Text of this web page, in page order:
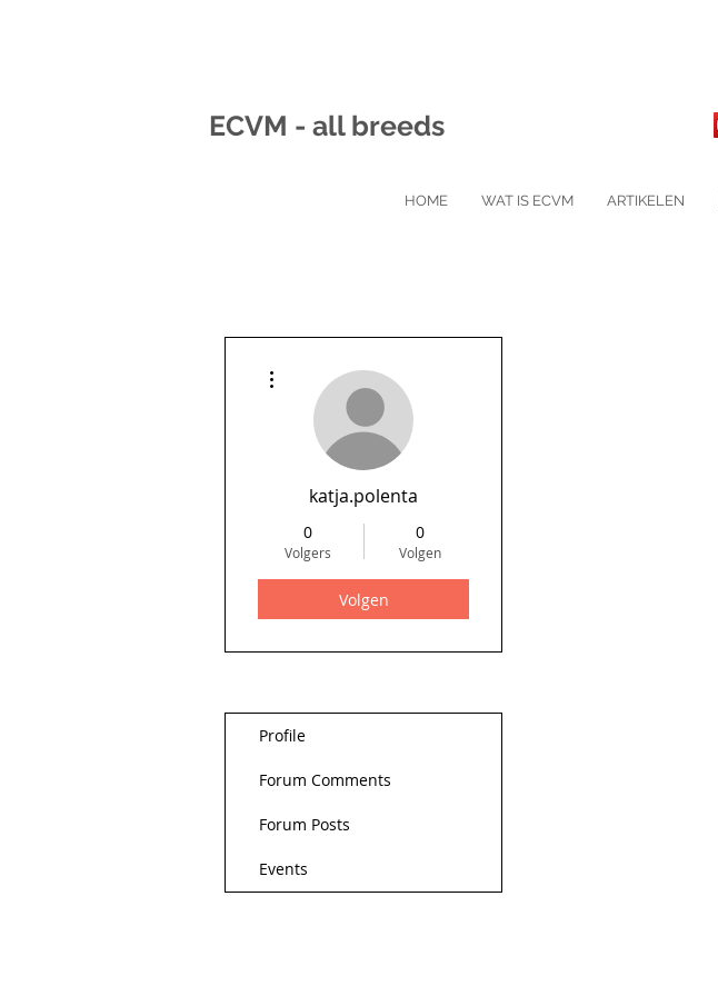
ECVM - all breeds
HOME WAT IS ECVM ARTIKELEN
katja.polenta
0
Volgers
0
Volgen
Volgen
Profile
Forum Comments
Forum Posts
Events